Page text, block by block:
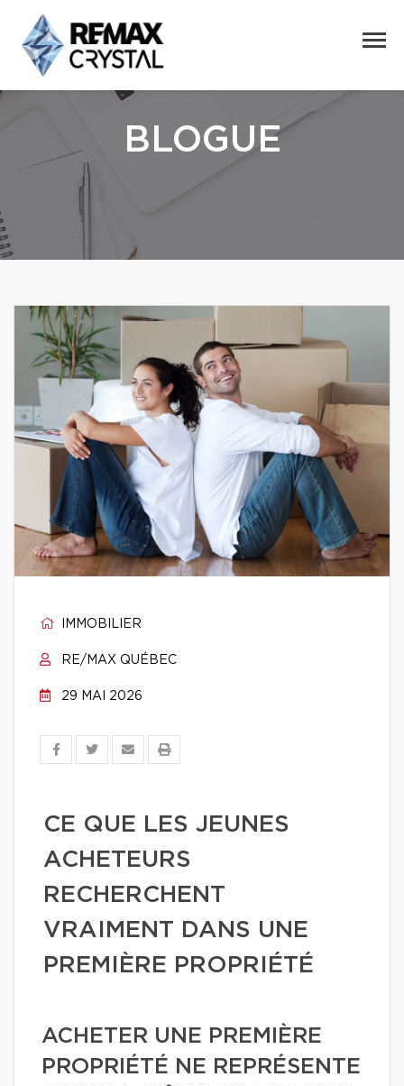
BLOGUE
IMMOBILIER
RE/MAX QUÉBEC
29 MAI 2026
CE QUE LES JEUNES
ACHETEURS
RECHERCHENT
VRAIMENT DANS UNE
PREMIÈRE PROPRIÉTÉ
ACHETER UNE PREMIÈRE
PROPRIÉTÉ NE REPRÉSENTE